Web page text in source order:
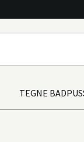
TEGNE BAD